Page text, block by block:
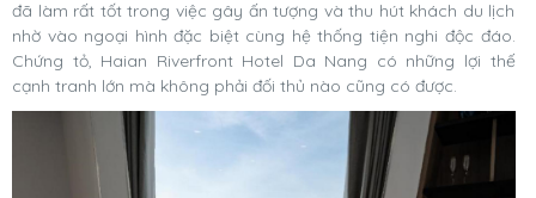
đã làm rất tốt trong việc gây ấn tượng và thu hút khách du lịch
nhờ vào ngoại hình đặc biệt cùng hệ thống tiện nghi độc đáo.
Chứng tỏ, Haian Riverfront Hotel Da Nang có những lợi thế
cạnh tranh lớn mà không phải đối thủ nào cũng có được.